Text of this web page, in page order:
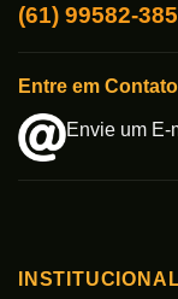
(61) 99582-
Entre em Contato
Envie um E-